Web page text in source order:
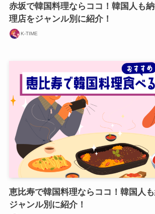
赤坂で韓国料理ならココ！韓国人も
理店をジャンル別に紹介！
K-TIME
恵比寿で韓国料理ならココ！韓国人
ジャンル別に紹介！